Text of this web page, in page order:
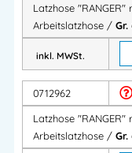
Technische Daten
Material:
Gewicht:300
Ausstattung:
Latzhose
Arbeitslatzhose / Gr.
inkl. MWSt.
0712962
Latzhose
Arbeitslatzhose / Gr.